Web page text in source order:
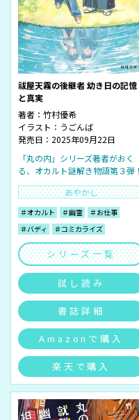
祓屋天霧の後継者 幼き日の記憶
と真実
著者： 竹村優希
イラスト： うごんば
発売日：2025年09月22日
「丸の内」シリーズ著者がおく
る、オカルト謎解き物語第３弾！
あやかし
＃オカルト ＃幽霊
＃お仕事
＃バディ
＃コミカライズ
シリーズ一覧
試し読み
書誌詳細
Amazonで購入
楽天で購入